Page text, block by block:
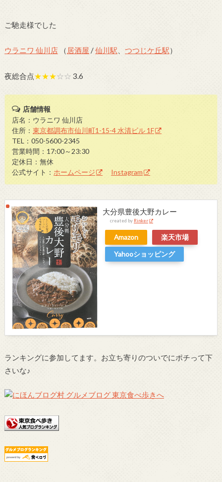
ご馳走様でした
ウラニワ 仙川店（ 居酒屋 /仙川駅 つつじケ丘駅）
夜総合点★★★☆☆ 3.6
店舗情報
店名：ウラニワ 仙川店
住所：東京都調布市仙川町1-15-4 水清ビル 1F
TEL：050-5600-2345
営業時間：17:00～23:30
定休日：無休
公式サイト： ホームページ Instagram
大分県豊後大野カレー
created by Rinker
Amazon
楽天市場
Yahooショッピング
ランキングに参加してます。お立ち寄りのついでにポチって下
さいな♪